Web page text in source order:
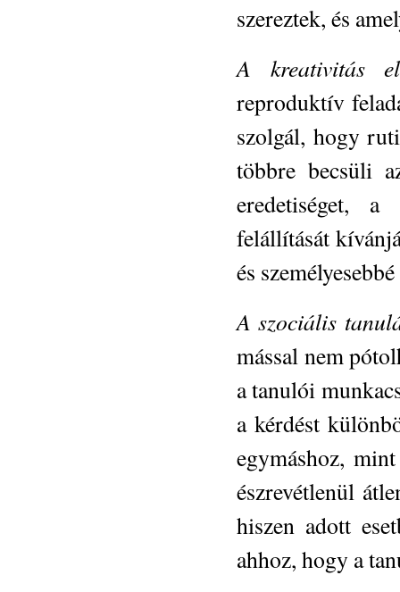
szereztek, és
A kreativitás
reproduktív
szolgál, hogy
többre becsüli
eredetiséget, a
felállítását
és
A szociális
mással nem
a tanulói
a kérdést
egymáshoz,
észrevétlenül
hiszen adott
ahhoz, hogy a